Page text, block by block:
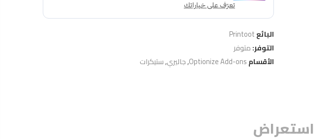
البائعPrintoot
التوفر:متوفر
الأقسامOptionize Add-ons
,جاليري,ستيكرات
استعراض